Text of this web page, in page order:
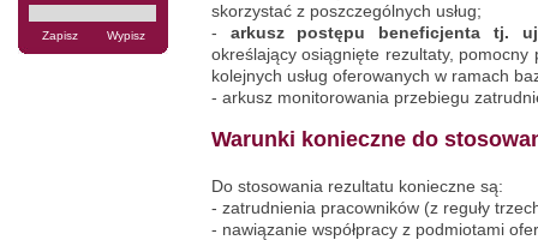
skorzystać z poszczególnych usług;
- arkusz postępu beneficjenta tj.
określający osiągnięte rezultaty,
kolejnych usług oferowanych w ramach
- arkusz monitorowania przebiegu
Warunki konieczne do
Do stosowania rezultatu konieczne są:
- zatrudnienia pracowników (z reguły
- nawiązanie współpracy z podmiotami